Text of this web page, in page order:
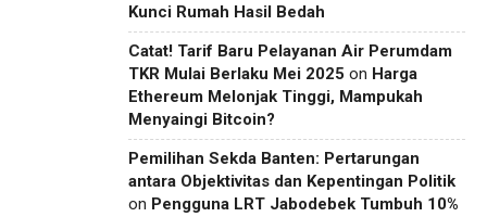
Kunci Rumah Hasil Bedah
Catat! Tarif Baru Pelayanan Air Perumdam
TKR Mulai Berlaku Mei 2025 on Harga
Ethereum Melonjak Tinggi, Mampukah
Menyaingi Bitcoin?
Pemilihan Sekda Banten: Pertarungan
antara Objektivitas dan Kepentingan Politik
on Pengguna LRT Jabodebek Tumbuh 10%